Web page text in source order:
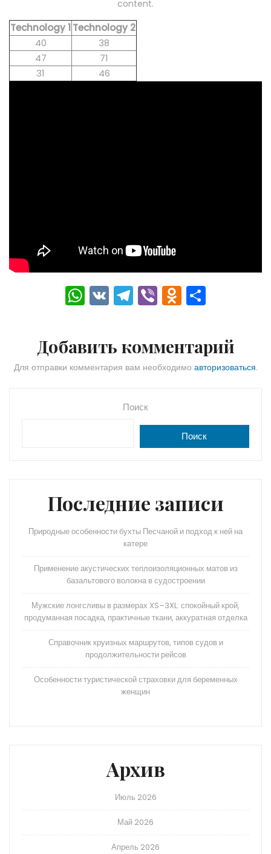
content.
Technology 1Technology 2
40
38
47
71
31
46
W
h
ts
A
V
K
T
el
gr
a
Vi
b
O
d
o
kl
s
ni
а
в
Добавить комментарий
Для отправки комментария вам необходимо авторизоваться.
Поиск
Поиск
Последние записи
Природные особенности бухты Песчаной и подход к ней на
катере
Применение акустических теплоизоляционных матов из
базальтового волокна в судостроении
Мужские лонгсливы в размерах XS–3XL: спокойный крой,
продуманная посадка, практичные ткани, аккуратная отделка
Справочник круизных маршрутов, типов судов и
продолжительности рейсов
Особенности туристической страховки для беременных
женщин
Архив
Июль 2026
Май 2026
Апрель 2026